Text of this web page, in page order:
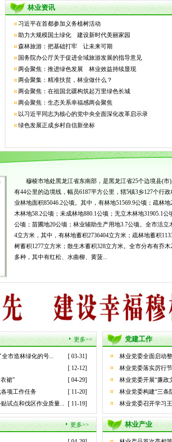
林业资讯
习近平在首都参加义务植树活动
助力大规模国土绿化 建设新时代美丽家园
森林旅游：把基础打牢 让未来可期
国务院办公厅关于促进全域旅游发展的指导意见
两会聚焦：推进绿色发展 林业效益持续显现
两会聚集：精准扶贫，林业做什么？
两会聚焦：在祖国北疆构筑起万里绿色长城
两会聚焦：生态关系幸福感两会聚焦
以习近平同志为核心的党中央全面深化改革启示录
绿色发展正成乡村自信新坐标
穆棱市地处黑龙江省东南部，是黑龙江省25个边境县(市)
有44公里的边境线，幅员6187平方公里，辖5镇3乡127个行
业林地面积85046.2公顷。其中，有林地51569.9公顷；疏林地
木林地58.2公顷；未成林地880.1公顷；无立木林地31905.1公
公顷；苗圃地20公顷；林业辅助生产用地3.7公顷。全市活立
4立方米，其中，有林地蓄积2736404立方米；疏林地蓄积
树蓄积1277立方米；散生木蓄积328立方米。全市分布有乔木
多种，其中有红松、水曲柳、黄菠...
更多>>
市造林绿化的号...
[ 03-31]
[ 12-12]
裙”
[ 04-29]
项工作任务
[ 11-20]
试点和伐区作业质量...
[ 11-19]
党建工作
林业党委全面启动
林业党委落实厉行
林业党委开展“廉政
林业党委构建“三条
林业党委召开学习
更多>> 林业产业